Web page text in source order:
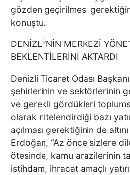
Kaza
gözden geçirilmesi
konuştu.
DENİZLİ’NİN MERKEZİ
BEKLENTİLERİNİ AKTARDI
Denizli Ticaret Odası
şehirlerinin ve sektörlerinin
ve gerekli gördükleri
olarak nitelendirdiği bazı
açılması gerektiğinin de
Erdoğan, “Az önce sizlere
ötesinde, kamu arazilerinin
istihdam, ihracat amaçlı